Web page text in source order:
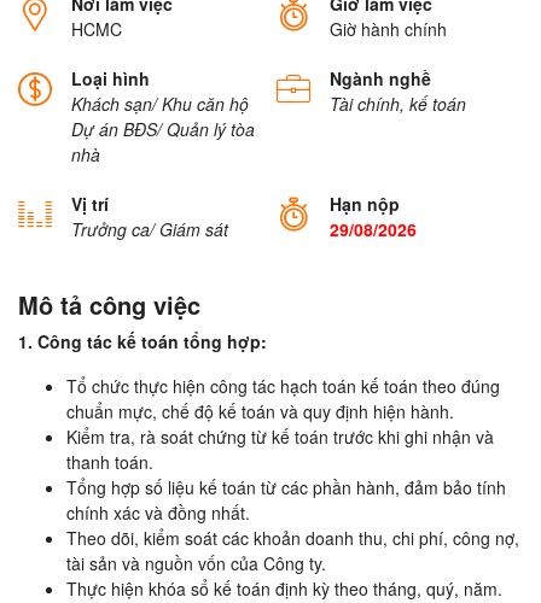
HCMC
Giờ hành chính
Loại hình
Khách sạn/ Khu căn hộ
Dự án BĐS/ Quản lý tòa
nhà
Ngành nghề
Tài chính, kế toán
Vị trí
Trưởng ca/ Giám sát
Hạn nộp
29/08/2026
Mô tả công việc
1. Công tác kế toán tổng hợp:
Tổ chức thực hiện công tác hạch toán kế toán theo đúng
chuẩn mực, chế độ kế toán và quy định hiện hành.
Kiểm tra, rà soát chứng từ kế toán trước khi ghi nhận và
thanh toán.
Tổng hợp số liệu kế toán từ các phần hành, đảm bảo tính
chính xác và đồng nhất.
Theo dõi, kiểm soát các khoản doanh thu, chi phí, công nợ,
tài sản và nguồn vốn của Công ty.
Thực hiện khóa sổ kế toán định kỳ theo tháng, quý, năm.